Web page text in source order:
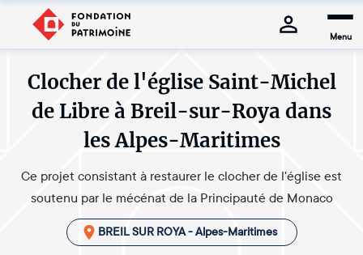
Menu
Clocher de l'église Saint-Michel
de Libre à Breil-sur-Roya dans
les Alpes-Maritimes
Ce projet consistant à restaurer le clocher de l'église est
soutenu par le mécénat de la Principauté de Monaco
BREIL SUR ROYA - Alpes-Maritimes